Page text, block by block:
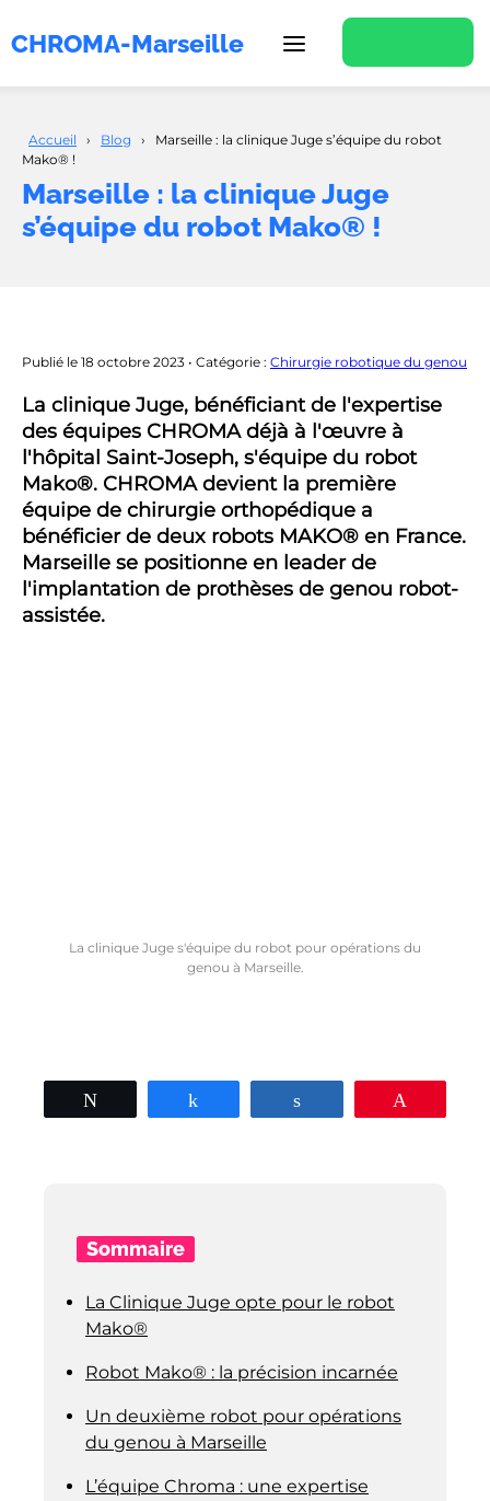
CHROMA-Marseille
Accueil › Blog ›
Marseille : la clinique Juge s’équipe du robot
Mako® !
Marseille : la clinique Juge
s’équipe du robot Mako® !
Publié le 18 octobre 2023 • Catégorie : Chirurgie robotique du genou
La clinique Juge, bénéficiant de l'expertise
des équipes CHROMA déjà à l'œuvre à
l'hôpital Saint-Joseph, s'équipe du robot
Mako®. CHROMA devient la première
équipe de chirurgie orthopédique a
bénéficier de deux robots MAKO® en France.
Marseille se positionne en leader de
l'implantation de prothèses de genou robot-
assistée.
La clinique Juge s'équipe du robot pour opérations du
genou à Marseille.
Sommaire
La Clinique Juge opte pour le robot
Mako®
Robot Mako® : la précision incarnée
Un deuxième robot pour opérations
du genou à Marseille
L’équipe Chroma : une expertise